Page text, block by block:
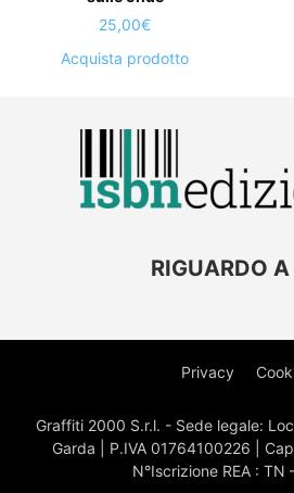
25,00€
Acquista prodotto
RIGUARDO
Privacy
Graffiti 2000 S.r.l. - Sede legale:
Garda | P.IVA 01764100226 |
N°Iscrizione REA : TN